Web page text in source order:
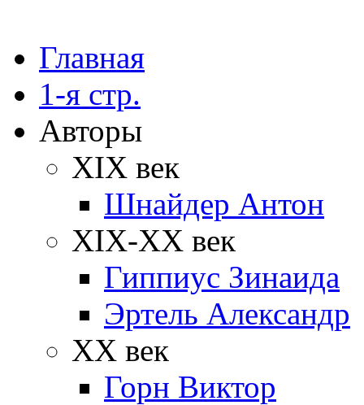
Главная
1-я стр.
Авторы
XIX век
Шнайдер Антон
XIX-XX век
Гиппиус Зинаида
Эртель Александр
XX век
Горн Виктор